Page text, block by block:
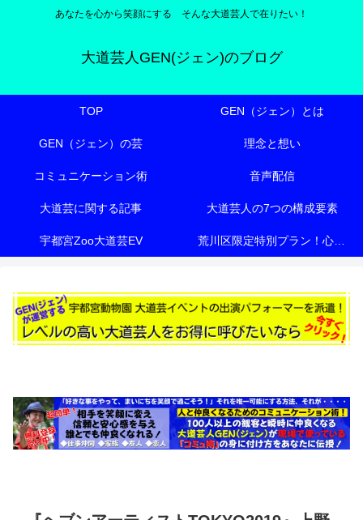
あなたを心から笑顔にする そんな大道芸人で在りたい！
大道芸人GEN(ジェン)のブログ
TOP GEN（ジェン）とは
GEN（ジェン）の芸 理念と想い
コミュニケーション術 音声配信
大道芸に関する記事 大道芸人の7つの構成要素
宇都宮Zoo大道芸EV 荒川区限定特別プラン！心も体も元気にする『有料老人ホーム向け特別エンターテイメント』